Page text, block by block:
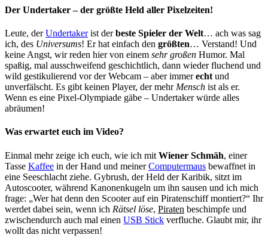
Der Undertaker – der größte Held aller Pixelzeiten!
Leute, derUndertakerist derbeste Spieler der Welt… ach was sag
ich, des Universums! Er hat einfach den größten… Verstand! Und
keine Angst, wir reden hier von einem sehr großen Humor. Mal
spaßig, mal ausschweifend geschichtlich, dann wieder fluchend und
wild gestikulierend vor der Webcam – aber immerecht und
unverfälscht. Es gibt keinen Player, der mehr Mensch ist als er.
Wenn es eine Pixel-Olympiade gäbe – Undertaker würde alles
abräumen!
Was erwartet euch im Video?
Einmal mehr zeige ich euch, wie ich mit Wiener Schmäh, einer
Tasse Kaffee in der Hand und meinerComputermaus bewaffnet in
eine Seeschlacht ziehe. Gybrush, der Held der Karibik, sitzt im
Autoscooter, während Kanonenkugeln um ihn sausen und ich mich
frage: „Wer hat denn den Scooter auf ein Piratenschiff montiert?“ Ihr
werdet dabei sein, wenn ich Rätsel löse, Piraten beschimpfe und
zwischendurch auch mal einen USB Stick verfluche. Glaubt mir, ihr
wollt das nicht verpassen!